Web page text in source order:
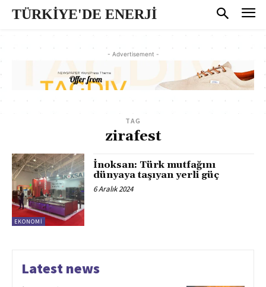
TÜRKİYE'DE ENERJİ
- Advertisement -
TAG
zirafest
EKONOMI
İnoksan: Türk mutfağını
dünyaya taşıyan yerli güç
6 Aralık 2024
Latest news